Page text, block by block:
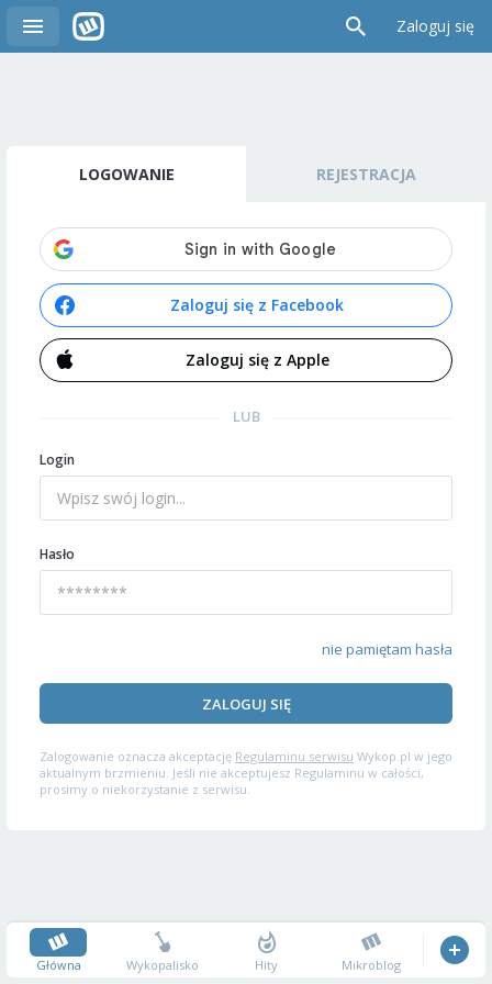
Zaloguj się
LOGOWANIE REJESTRACJA
Zaloguj się z Facebook
Zaloguj się z Apple
LUB
Login
Hasło
nie pamiętam hasła
ZALOGUJ SIĘ
Zalogowanie oznacza akceptację Regulaminu serwisu Wykop.pl w jego
aktualnym brzmieniu. Jeśli nie akceptujesz Regulaminu w całości,
prosimy o niekorzystanie z serwisu.
Główna Wykopalisko Hity Mikroblog